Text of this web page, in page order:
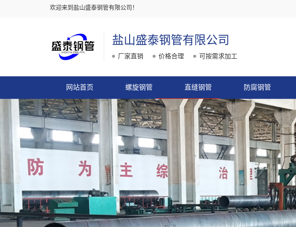
欢迎来到盐山盛泰钢管有限公司！
盐山盛泰钢管有限公司
厂家直销 价格合理 可按需求加工
网站首页 螺旋钢管 直缝钢管 防腐钢管